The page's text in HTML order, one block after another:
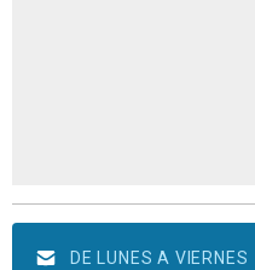
DE LUNES A VIERNES